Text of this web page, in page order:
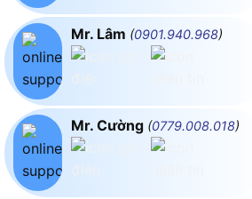
Mr. Lâm (0901.940.968)
Mr. Cường (0779.008.018)